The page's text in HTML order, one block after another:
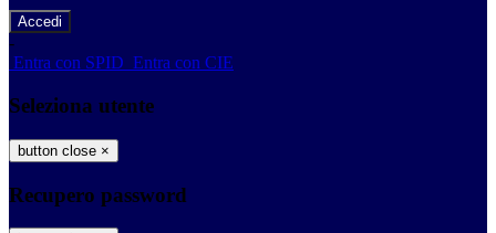
-
Entra con SPID Entra con CIE
Seleziona utente
button close ×
Recupero password